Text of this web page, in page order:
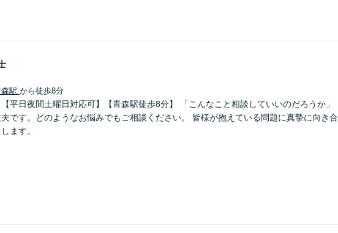
駅 から徒歩8分
【平日夜間土曜日対応可】【青森駅徒歩8分】 「こんなこと相談していいのだろうか」
です。どのようなお悩みでもご相談ください。 皆様が抱えている問題に真摯に向き合
ます。